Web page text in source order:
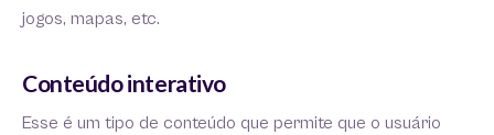
jogos, mapas, etc.
Conteúdo interativo
Esse é um tipo de conteúdo que permite que o usuário